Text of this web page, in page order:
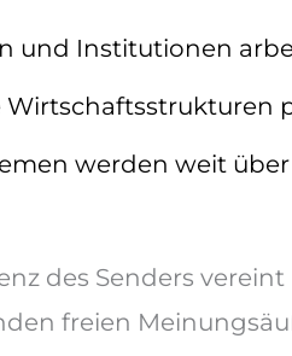
und Institutionen
Wirtschaftsstrukturen
werden weit
des Senders
freien